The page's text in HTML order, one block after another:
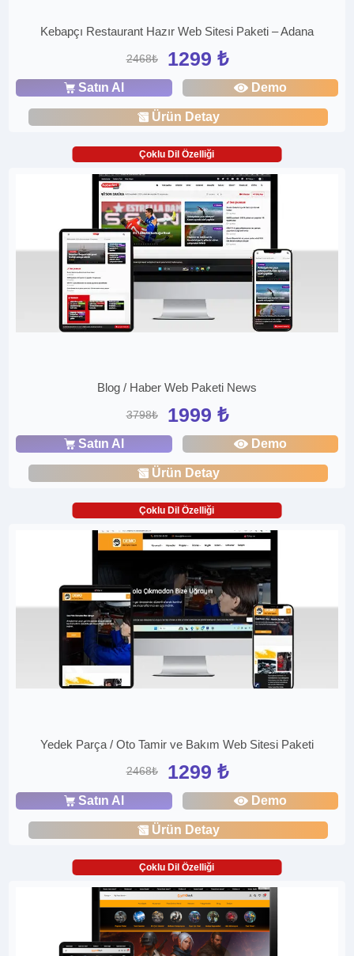
Kebapçı Restaurant Hazır Web Sitesi Paketi – Adana
2468₺ 1299 ₺
Satın Al Demo
Ürün Detay
Çoklu Dil Özelliği
Blog / Haber Web Paketi News
3798₺ 1999 ₺
Satın Al Demo
Ürün Detay
Çoklu Dil Özelliği
Yedek Parça / Oto Tamir ve Bakım Web Sitesi Paketi
2468₺ 1299 ₺
Satın Al Demo
Ürün Detay
Çoklu Dil Özelliği